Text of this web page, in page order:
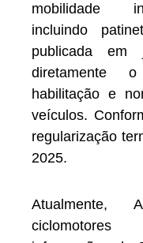
mobilidade
incluindo
publicada em
diretamente o
habilitação e
veículos.
regularização
2025.
Atualmente,
ciclomotores